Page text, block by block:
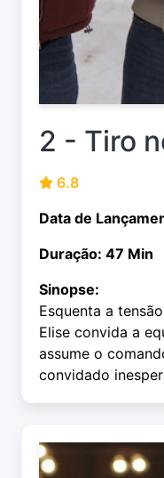
2 - Tiro
6.8
Data de
Duração: 47 Min
Sinopse:
Esquenta a
Elise convida a
assume o
convidado